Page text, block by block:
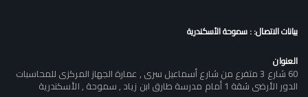
بيانات الاتصال: : سموحة الأسكندرية
العنوان
60 شارع 3 متفرع من شارع أسماعيل سرى , عمارة الجهاز المركزى للمحاسبات
الدور الأرضى شقة 1 أمام مدرسة طارق ابن زياد , سموحة , الأسكندرية